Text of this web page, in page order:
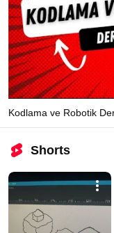
Kodlama ve Robotik
Shorts